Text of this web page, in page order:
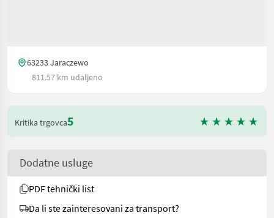
63233 Jaraczewo
811.57 km udaljeno
Kritika trgovca5
Dodatne usluge
PDF tehnički list
Da li ste zainteresovani za transport?